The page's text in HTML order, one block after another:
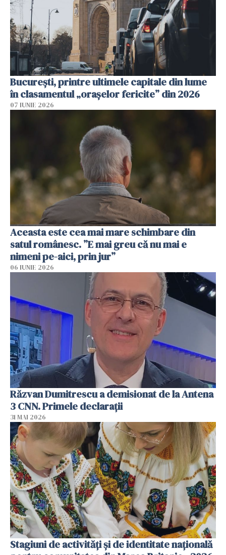
București, printre ultimele capitale din lume
în clasamentul „orașelor fericite” din 2026
07 IUNIE 2026
Aceasta este cea mai mare schimbare din
satul românesc. ”E mai greu că nu mai e
nimeni pe-aici, prin jur”
06 IUNIE 2026
Răzvan Dumitrescu a demisionat de la Antena
3 CNN. Primele declarații
31 MAI 2026
Stagiuni de activități și de identitate națională